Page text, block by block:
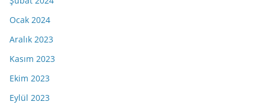
Ocak 2024
Aralık 2023
Kasım 2023
Ekim 2023
Eylül 2023